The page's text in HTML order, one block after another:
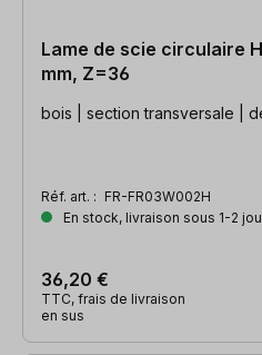
Lame de scie circulaire
mm, Z=36
bois | section transversale |
Réf. art. : FR-FR03W002H
En stock, livraison sous 1-2
36,20 €
TTC, frais de livraison
en sus